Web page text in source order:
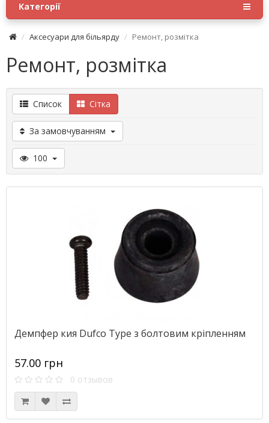
Категорії
Аксесуари для більярду Ремонт, розмітка
Ремонт, розмітка
Список Сітка
За замовчуванням
100
Демпфер кия Dufco Type з болтовим кріпленням
57.00 грн
0 отзывов